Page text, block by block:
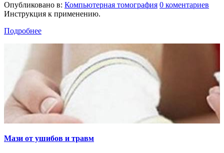
Опубликовано в: Компьютерная томография 0 коментариев
Инструкция к применению.
Подробнее
Мази от ушибов и травм